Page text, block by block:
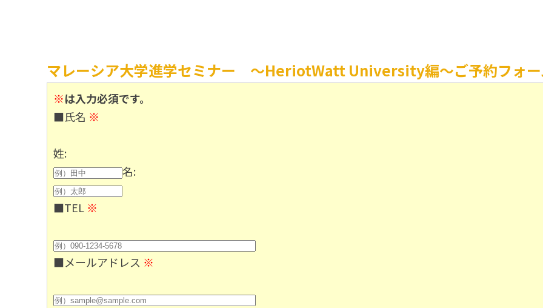
マレーシア大学進学セミナー 〜HeriotWatt University編〜ご予約フォ
※は入力必須です。
■氏名 ※
姓:
名:
■TEL ※
■メールアドレス ※